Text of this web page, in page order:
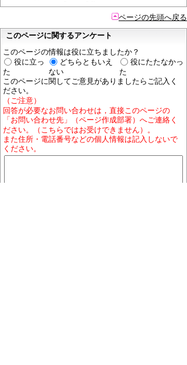
ページの先頭へ戻る
このページに関するアンケート
このページの情報は役に立ちましたか？
役に立っ
た
どちらともいえ
ない
役にたたなかっ
た
このページに関してご意見がありましたらご記入く
ださい。
（ご注意）
回答が必要なお問い合わせは，直接このページの
「お問い合わせ先」（ページ作成部署）へご連絡く
ださい。（こちらではお受けできません）。
また住所・電話番号などの個人情報は記入しないで
ください。